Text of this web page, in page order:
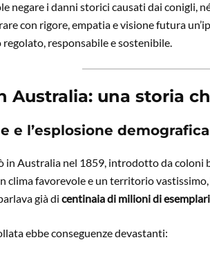
negare i danni storici causati dai conigli,
con rigore, empatia e visione futura
responsabile e sostenibile.
Australia: una storia
e l’esplosione demografica
in Australia nel 1859, introdotto da coloni
clima favorevole e un territorio
già di centinaia di milioni di esemplari
ebbe conseguenze devastanti: